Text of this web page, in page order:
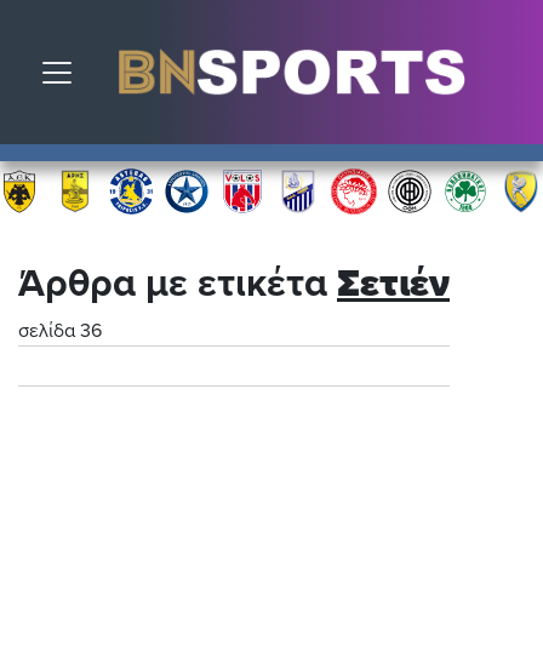
Toggle navigation
Άρθρα με ετικέτα Σετιέν
σελίδα 36